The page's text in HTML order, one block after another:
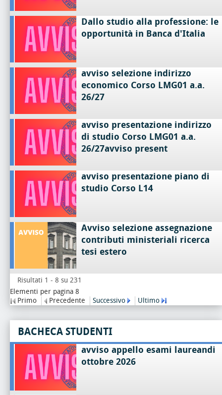
Dallo studio alla professione: le
opportunità in Banca d'Italia
avviso selezione indirizzo
economico Corso LMG01 a.a.
26/27
avviso presentazione indirizzo
di studio Corso LMG01 a.a.
26/27avviso present
avviso presentazione piano di
studio Corso L14
Avviso selezione assegnazione
contributi ministeriali ricerca
tesi estero
Risultati 1 - 8 su 231
Elementi per pagina 8
Primo
Precedente Successivo Ultimo
BACHECA STUDENTI
avviso appello esami laureandi
ottobre 2026